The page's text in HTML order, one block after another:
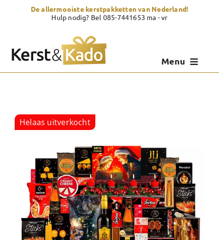
De allermooiste kerstpakketten van Nederland!
Hulp nodig? Bel 085-7441653 ma - vr
Menu
Showroom
Over Kerst & Kado
Helaas uitverkocht